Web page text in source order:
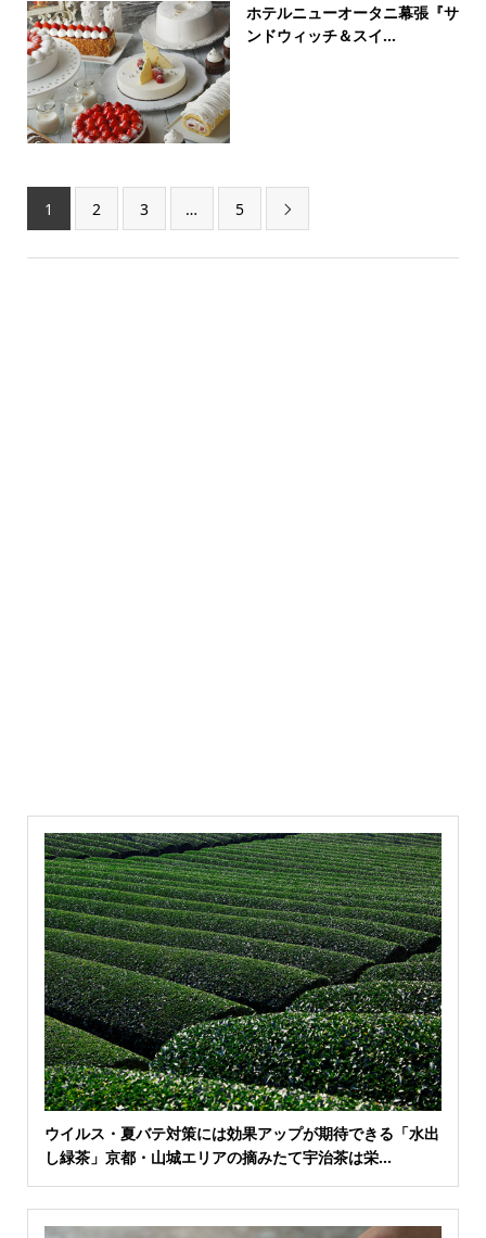
ホテルニューオータニ幕張『サ
ンドウィッチ＆スイ...
1 2 3 … 5 
ウイルス・夏バテ対策には効果アップが期待できる「水出
し緑茶」京都・山城エリアの摘みたて宇治茶は栄...